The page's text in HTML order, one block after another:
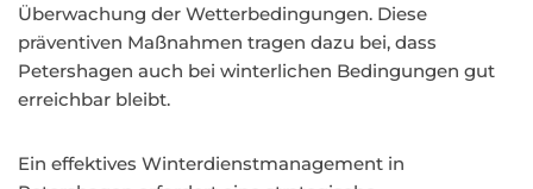
Überwachung der Wetterbedingungen. Diese
präventiven Maßnahmen tragen dazu bei, dass
Petershagen auch bei winterlichen Bedingungen gut
erreichbar bleibt.
Ein effektives Winterdienstmanagement in